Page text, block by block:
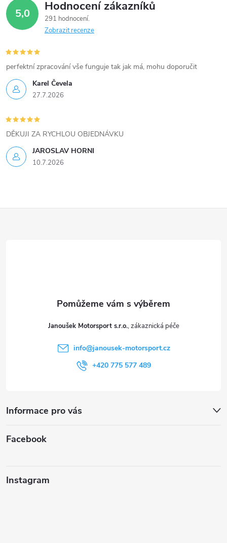
v
ý
p
i
s
u
5,0 Hodnocení zákazníků
291 hodnocení
Zobrazit recenze
Karel Čevela
27.7.2026
perfektní zpracování vše funguje tak jak má, mohu doporučit
JAROSLAV HORNI
10.7.2026
DĚKUJI ZA RYCHLOU OBJEDNÁVKU
Janoušek Motorsport s.r.o.
info@janousek-motorsport.cz
+420 775 577 489
Informace pro vás
Facebook
Instagram